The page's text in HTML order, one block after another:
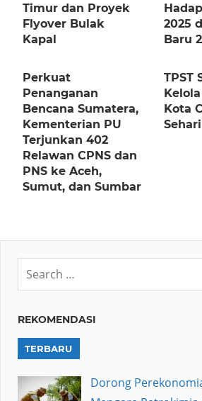
Timur dan Proyek
Flyover Bulak
Kapal
2025
Baru
Perkuat
Penanganan
Bencana Sumatera,
Kementerian PU
Terjunkan 402
Relawan CPNS dan
PNS ke Aceh,
Sumut, dan Sumbar
TPST
Kota
Sehari
REKOMENDASI
TERBARU
Dorong